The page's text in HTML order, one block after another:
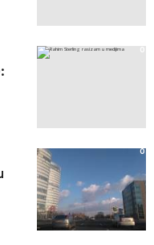
0
0